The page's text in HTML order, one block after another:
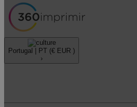
Portugal | PT (€ EUR )
›